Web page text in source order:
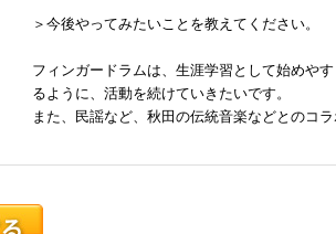
＞今後やってみたいことを教えてください。
フィンガードラムは、生涯学習として始めや
るように、活動を続けていきたいです。
また、民謡など、秋田の伝統音楽などとのコ